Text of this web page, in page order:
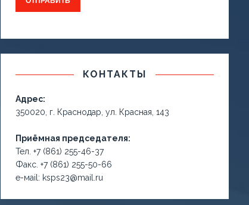
КОНТАКТЫ
Адрес:
350020, г. Краснодар, ул. Красная, 143
Приёмная председателя:
Тел. +7 (861) 255-46-37
Факс. +7 (861) 255-50-66
е-маil: ksps23@mail.ru